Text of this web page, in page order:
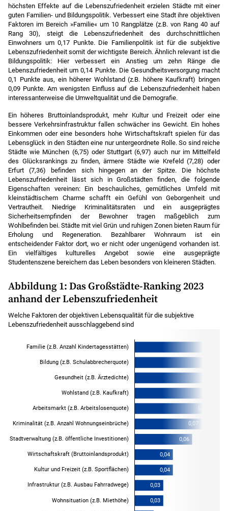
höchsten Effekte auf die Lebenszufriedenheit erzielen Städte mit einer
guten Familien- und Bildungspolitik. Verbessert eine Stadt ihre objektiven
Faktoren im Bereich »Familie« um 10 Rangplätze (z.B. von Rang 40 auf
Rang 30), steigt die Lebenszufriedenheit des durchschnittlichen
Einwohners um 0,17 Punkte. Die Familienpolitik ist für die subjektive
Lebenszufriedenheit somit der wichtigste Bereich. Ähnlich relevant ist die
Bildungspolitik: Hier verbessert ein Anstieg um zehn Ränge die
Lebenszufriedenheit um 0,14 Punkte. Die Gesundheitsversorgung macht
0,1 Punkte aus, ein höherer Wohlstand (z.B. höhere Kaufkraft) bringen
0,09 Punkte. Am wenigsten Einfluss auf die Lebenszufriedenheit haben
interessanterweise die Umweltqualität und die Demografie.
Ein höheres Bruttoinlandsprodukt, mehr Kultur und Freizeit oder eine
bessere Verkehrsinfrastruktur fallen schwächer ins Gewicht. Ein hohes
Einkommen oder eine besonders hohe Wirtschaftskraft spielen für das
Lebensglück in den Städten eine nur untergeordnete Rolle. So sind reiche
Städte wie München (6,75) oder Stuttgart (6,97) auch nur im Mittelfeld
des Glücksrankings zu finden, ärmere Städte wie Krefeld (7,28) oder
Erfurt (7,36) befinden sich hingegen an der Spitze. Die höchste
Lebenszufriedenheit lässt sich in Großstädten finden, die folgende
Eigenschaften vereinen: Ein beschauliches, gemütliches Umfeld mit
kleinstädtischem Charme schafft ein Gefühl von Geborgenheit und
Vertrautheit. Niedrige Kriminalitätsraten und ein ausgeprägtes
Sicherheitsempfinden der Bewohner tragen maßgeblich zum
Wohlbefinden bei. Städte mit viel Grün und ruhigen Zonen bieten Raum für
Erholung und Regeneration. Bezahlbarer Wohnraum ist ein
entscheidender Faktor dort, wo er nicht oder ungenügend vorhanden ist.
Ein vielfältiges kulturelles Angebot sowie eine ausgeprägte
Studentenszene bereichern das Leben besonders von kleineren Städten.
Abbildung 1: Das Großstädte-Ranking 2023
anhand der Lebenszufriedenheit
Welche Faktoren der objektiven Lebensqualität für die subjektive
Lebenszufriedenheit ausschlaggebend sind